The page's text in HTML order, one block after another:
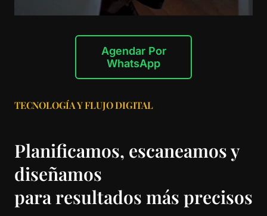
Agendar Por
WhatsApp
TECNOLOGÍA Y FLUJO DIGITAL
Planificamos, escaneamos y
diseñamos
para resultados más precisos